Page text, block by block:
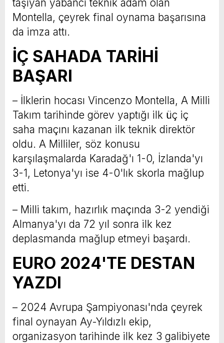
taşıyan yabancı teknik adam olan
Montella, çeyrek final oynama başarısına
da imza attı.
İÇ SAHADA TARİHİ
BAŞARI
– İlklerin hocası Vincenzo Montella, A Milli
Takım tarihinde görev yaptığı ilk üç iç
saha maçını kazanan ilk teknik direktör
oldu. A Milliler, söz konusu
karşılaşmalarda Karadağ'ı 1-0, İzlanda'yı
3-1, Letonya'yı ise 4-0'lık skorla mağlup
etti.
– Milli takım, hazırlık maçında 3-2 yendiği
Almanya'yı da 72 yıl sonra ilk kez
deplasmanda mağlup etmeyi başardı.
EURO 2024'TE DESTAN
YAZDI
– 2024 Avrupa Şampiyonası'nda çeyrek
final oynayan Ay-Yıldızlı ekip,
organizasyon tarihinde ilk kez 3 galibiyete